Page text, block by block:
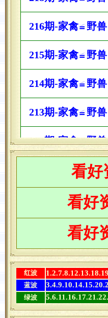
看好
看好
看好
红波
蓝波
绿波